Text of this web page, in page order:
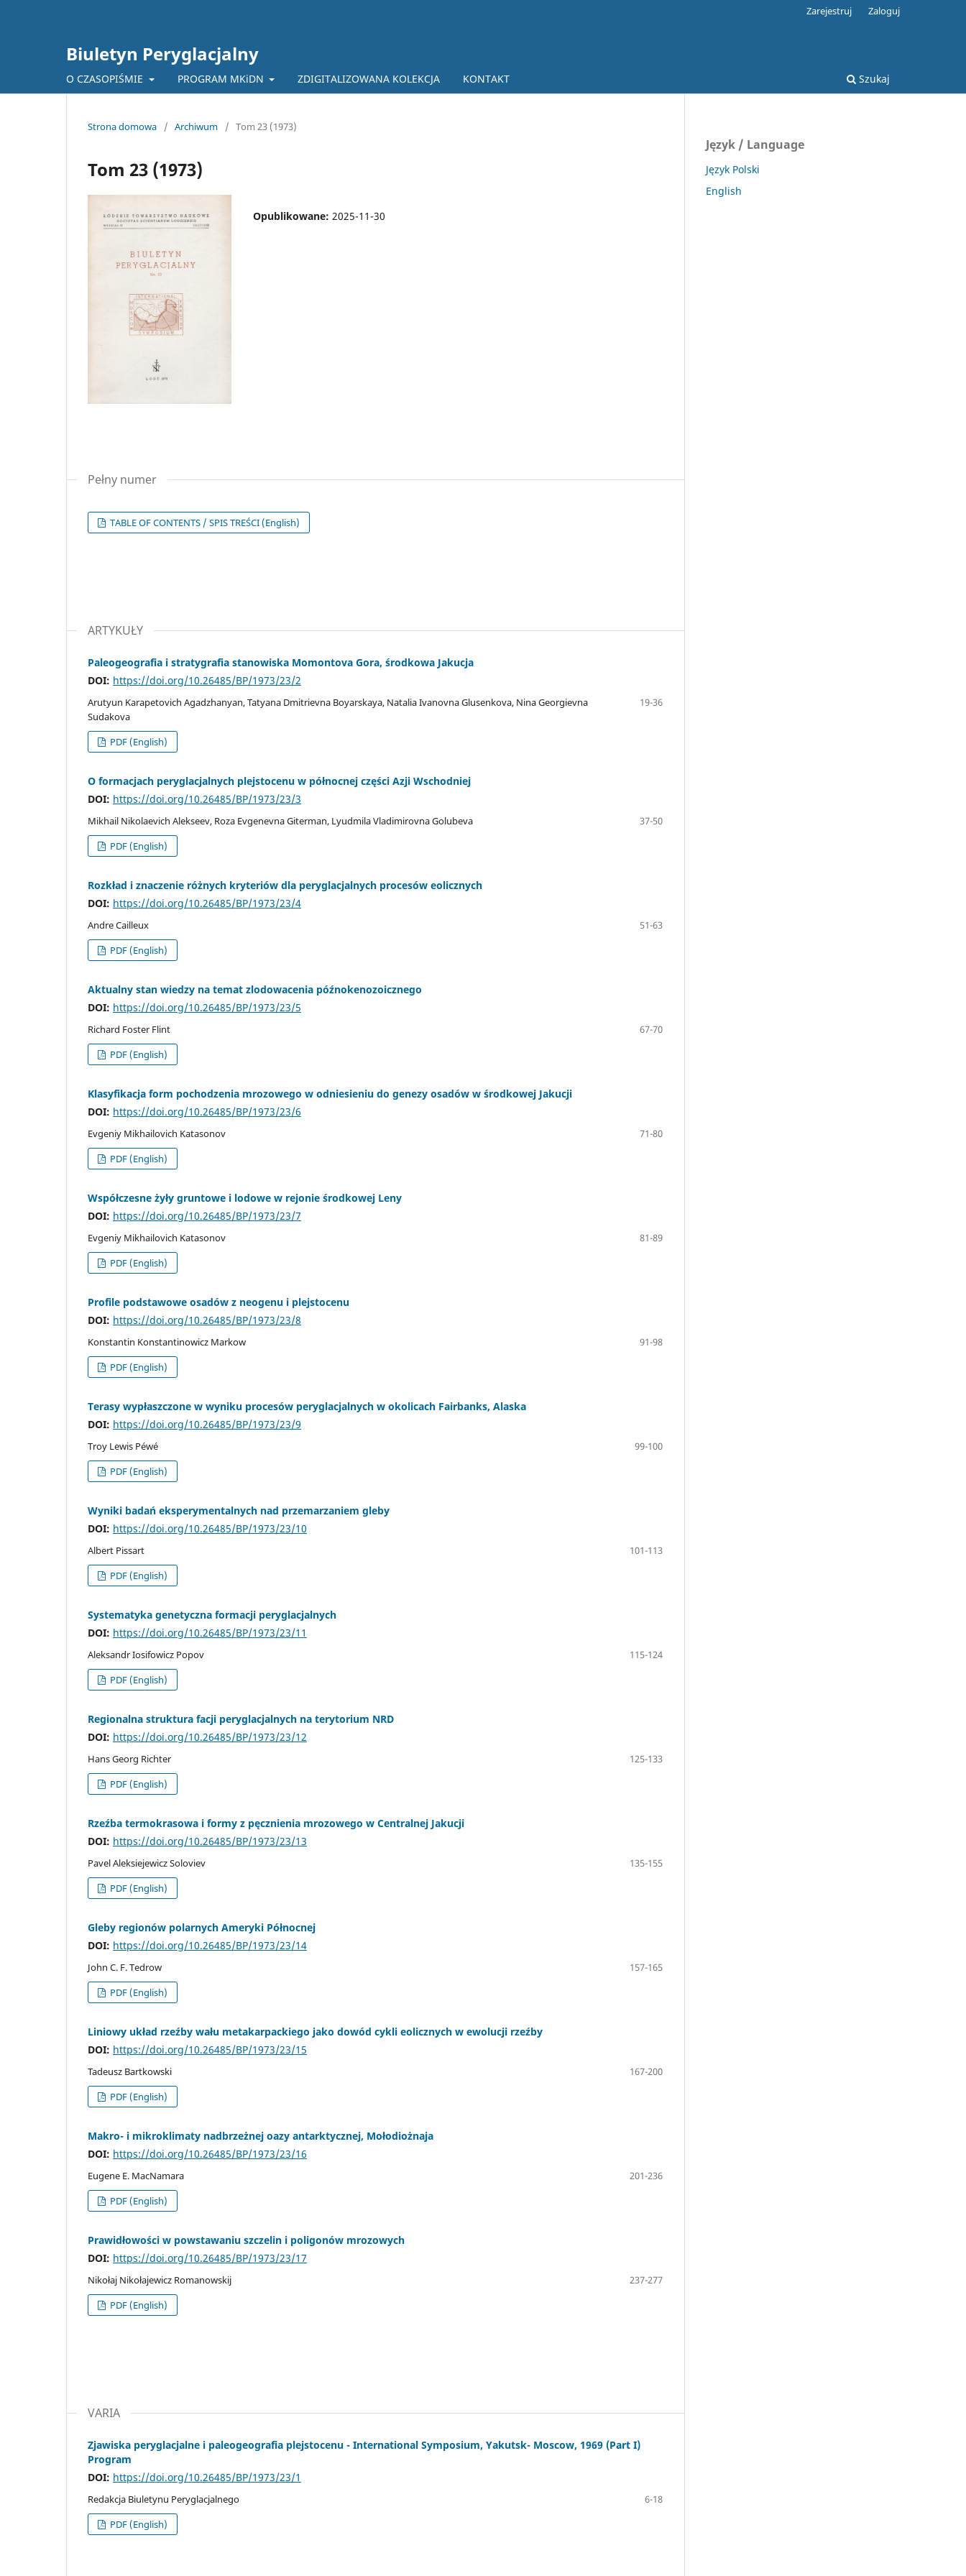
Biuletyn Peryglacjalny
O CZASOPIŚMIE PROGRAM MKiDN ZDIGITALIZOWANA KOLEKCJA KONTAKT Szukaj
Zarejestruj Zaloguj
Strona domowa / Archiwum / Tom 23 (1973)
Tom 23 (1973)
Opublikowane: 2025-11-30
Pełny numer
TABLE OF CONTENTS / SPIS TREŚCI (English)
ARTYKUŁY
Paleogeografia i stratygrafia stanowiska Momontova Gora, środkowa Jakucja
DOI: https://doi.org/10.26485/BP/1973/23/2
Arutyun Karapetovich Agadzhanyan, Tatyana Dmitrievna Boyarskaya, Natalia Ivanovna Glusenkova, Nina Georgievna
Sudakova
19-36
PDF (English)
O formacjach peryglacjalnych plejstocenu w północnej części Azji Wschodniej
DOI: https://doi.org/10.26485/BP/1973/23/3
Mikhail Nikolaevich Alekseev, Roza Evgenevna Giterman, Lyudmila Vladimirovna Golubeva
37-50
PDF (English)
Rozkład i znaczenie różnych kryteriów dla peryglacjalnych procesów eolicznych
DOI: https://doi.org/10.26485/BP/1973/23/4
Andre Cailleux
51-63
PDF (English)
Aktualny stan wiedzy na temat zlodowacenia późnokenozoicznego
DOI: https://doi.org/10.26485/BP/1973/23/5
Richard Foster Flint
67-70
PDF (English)
Klasyfikacja form pochodzenia mrozowego w odniesieniu do genezy osadów w środkowej Jakucji
DOI: https://doi.org/10.26485/BP/1973/23/6
Evgeniy Mikhailovich Katasonov
71-80
PDF (English)
Współczesne żyły gruntowe i lodowe w rejonie środkowej Leny
DOI: https://doi.org/10.26485/BP/1973/23/7
Evgeniy Mikhailovich Katasonov
81-89
PDF (English)
Profile podstawowe osadów z neogenu i plejstocenu
DOI: https://doi.org/10.26485/BP/1973/23/8
Konstantin Konstantinowicz Markow
91-98
PDF (English)
Terasy wypłaszczone w wyniku procesów peryglacjalnych w okolicach Fairbanks, Alaska
DOI: https://doi.org/10.26485/BP/1973/23/9
Troy Lewis Péwé
99-100
PDF (English)
Wyniki badań eksperymentalnych nad przemarzaniem gleby
DOI: https://doi.org/10.26485/BP/1973/23/10
Albert Pissart
101-113
PDF (English)
Systematyka genetyczna formacji peryglacjalnych
DOI: https://doi.org/10.26485/BP/1973/23/11
Aleksandr Iosifowicz Popov
115-124
PDF (English)
Regionalna struktura facji peryglacjalnych na terytorium NRD
DOI: https://doi.org/10.26485/BP/1973/23/12
Hans Georg Richter
125-133
PDF (English)
Rzeźba termokrasowa i formy z pęcznienia mrozowego w Centralnej Jakucji
DOI: https://doi.org/10.26485/BP/1973/23/13
Pavel Aleksiejewicz Soloviev
135-155
PDF (English)
Gleby regionów polarnych Ameryki Północnej
DOI: https://doi.org/10.26485/BP/1973/23/14
John C. F. Tedrow
157-165
PDF (English)
Liniowy układ rzeźby wału metakarpackiego jako dowód cykli eolicznych w ewolucji rzeźby
DOI: https://doi.org/10.26485/BP/1973/23/15
Tadeusz Bartkowski
167-200
PDF (English)
Makro- i mikroklimaty nadbrzeżnej oazy antarktycznej, Mołodiożnaja
DOI: https://doi.org/10.26485/BP/1973/23/16
Eugene E. MacNamara
201-236
PDF (English)
Prawidłowości w powstawaniu szczelin i poligonów mrozowych
DOI: https://doi.org/10.26485/BP/1973/23/17
Nikołaj Nikołajewicz Romanowskij
237-277
PDF (English)
VARIA
Zjawiska peryglacjalne i paleogeografia plejstocenu - International Symposium, Yakutsk- Moscow, 1969 (Part I)
Program
DOI: https://doi.org/10.26485/BP/1973/23/1
Redakcja Biuletynu Peryglacjalnego
6-18
PDF (English)
Język / Language
Język Polski
English